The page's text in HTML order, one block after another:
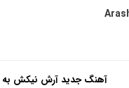
آهنگ جدید آرش نیکش